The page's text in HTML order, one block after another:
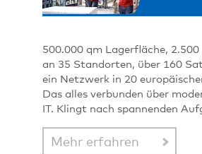
500.000 qm Lagerfläche,
an 35 Standorten, über 160
ein Netzwerk in 20
Das alles verbunden über
IT. Klingt nach spannenden
Mehr erfahren